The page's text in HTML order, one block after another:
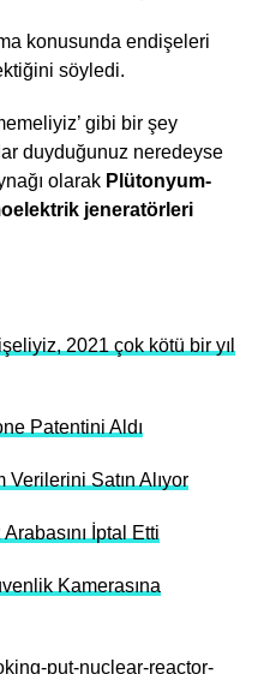
konusunda endişeleri
söyledi.
gibi bir şey
duyduğunuz neredeyse
olarak Plütonyum-
jeneratörleri
2021 çok kötü bir yıl
Patentini Aldı
Satın Alıyor
İptal Etti
Kamerasına
put-nuclear-reactor-